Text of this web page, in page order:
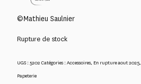
©Mathieu Saulnier
Rupture de stock
UGS : 5202Catégories :Accessoires, En rupture aout 2025,
Papeterie